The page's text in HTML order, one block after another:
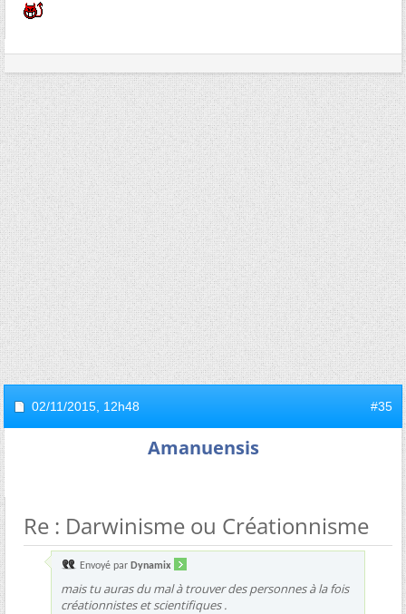
02/11/2015, 12h48 #35
Amanuensis
Re : Darwinisme ou Créationnisme
Envoyé par Dynamix
mais tu auras du mal à trouver des personnes à la fois
créationnistes et scientifiques .